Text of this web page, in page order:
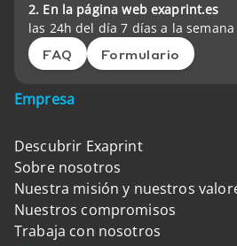
2. En la página web exaprint.es
las 24h del día 7 días a la semana
FAQ Formulario
Empresa
Descubrir Exaprint
Sobre nosotros
Nuestra misión y nuestros
Nuestros compromisos
Trabaja con nosotros